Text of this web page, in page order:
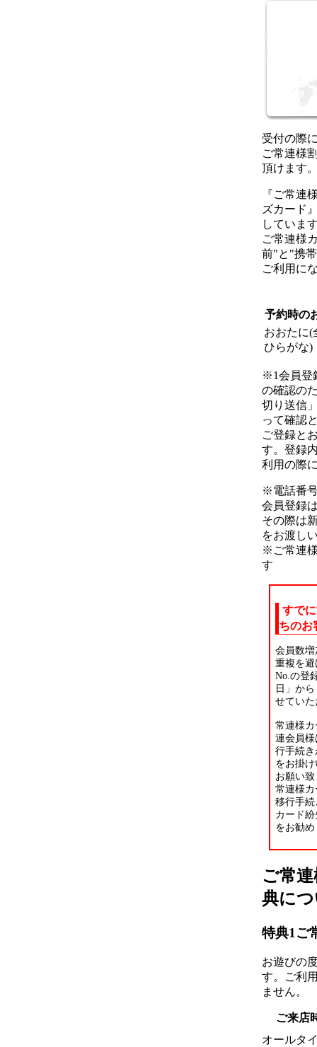
受付の際
ご常連様
頂けます
『ご常連
ズカード
していま
ご常連様
前"と"携
ご利用に
予約時の
おおたに(
ひらがな)
※1会員登
の確認の
切り送信
って確認
ご登録と
す。 登録
利用の際
※電話番
会員登録
その際は
をお渡し
※ご常連
す
すで
ちのお
会員数
重複を
No.の登
日」か
せてい
常連様
連会員
行手続
をお掛
お願い
常連様
移行手
カード
をお勧
ご常
典に
特典1 ご
お遊びの
す。ご利
ません。
ご来店
オールタ